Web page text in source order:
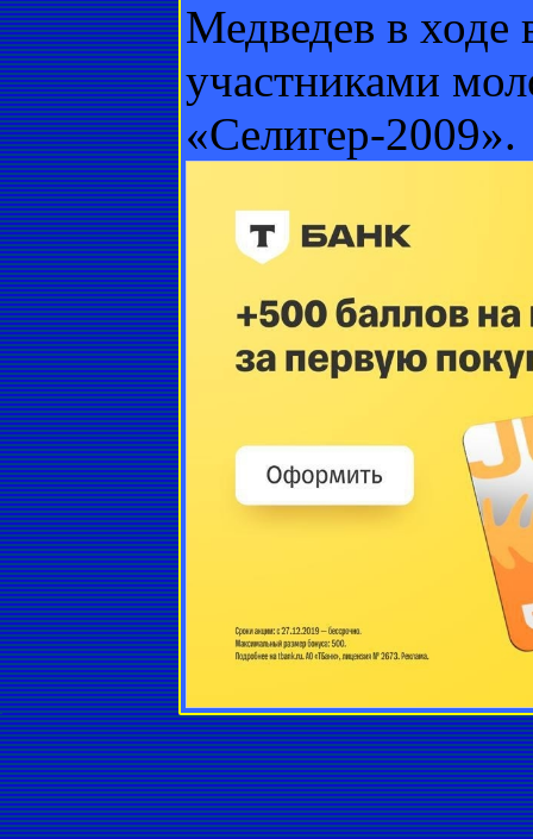
Медведев в ходе
участниками
«Селигер-2009».